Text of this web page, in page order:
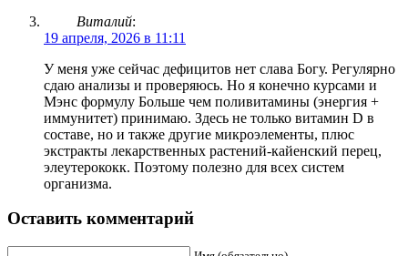
Виталий:
19 апреля, 2026 в 11:11
У меня уже сейчас дефицитов нет слава Богу. Регулярно
сдаю анализы и проверяюсь. Но я конечно курсами и
Мэнс формулу Больше чем поливитамины (энергия +
иммунитет) принимаю. Здесь не только витамин D в
составе, но и также другие микроэлементы, плюс
экстракты лекарственных растений-кайенский перец,
элеутерококк. Поэтому полезно для всех систем
организма.
Оставить комментарий